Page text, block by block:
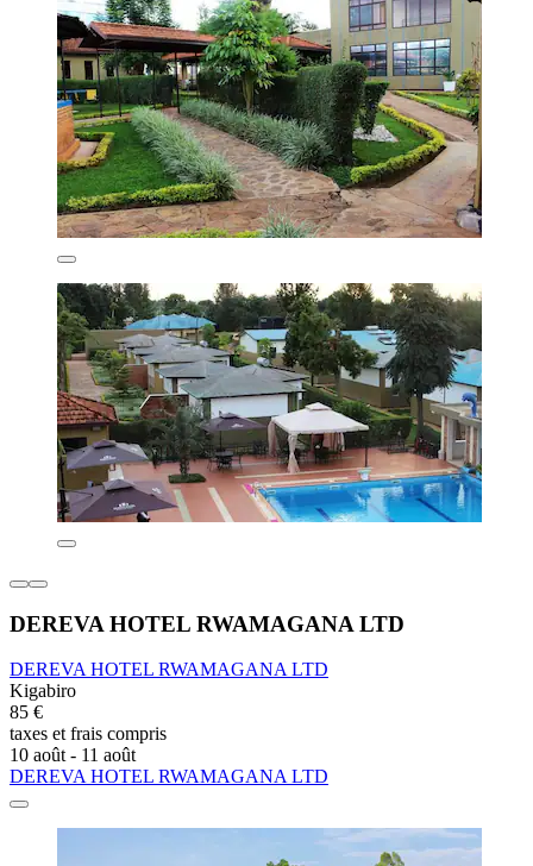
DEREVA HOTEL RWAMAGANA LTD
DEREVA HOTEL RWAMAGANA LTD
Kigabiro
85 €
taxes et frais compris
10 août - 11 août
DEREVA HOTEL RWAMAGANA LTD